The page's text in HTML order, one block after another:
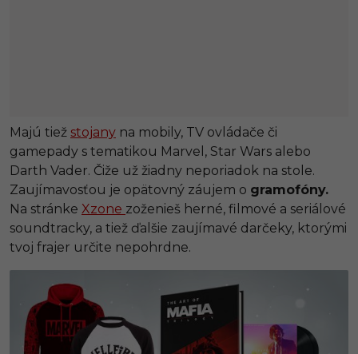
Majú tiež stojany na mobily, TV ovládače či
gamepady s tematikou Marvel, Star Wars alebo
Darth Vader. Čiže už žiadny neporiadok na stole.
Zaujímavosťou je opätovný záujem o gramofóny.
Na stránke Xzone zoženieš herné, filmové a seriálové
soundtracky, a tiež ďalšie zaujímavé darčeky, ktorými
tvoj frajer určite nepohrdne.